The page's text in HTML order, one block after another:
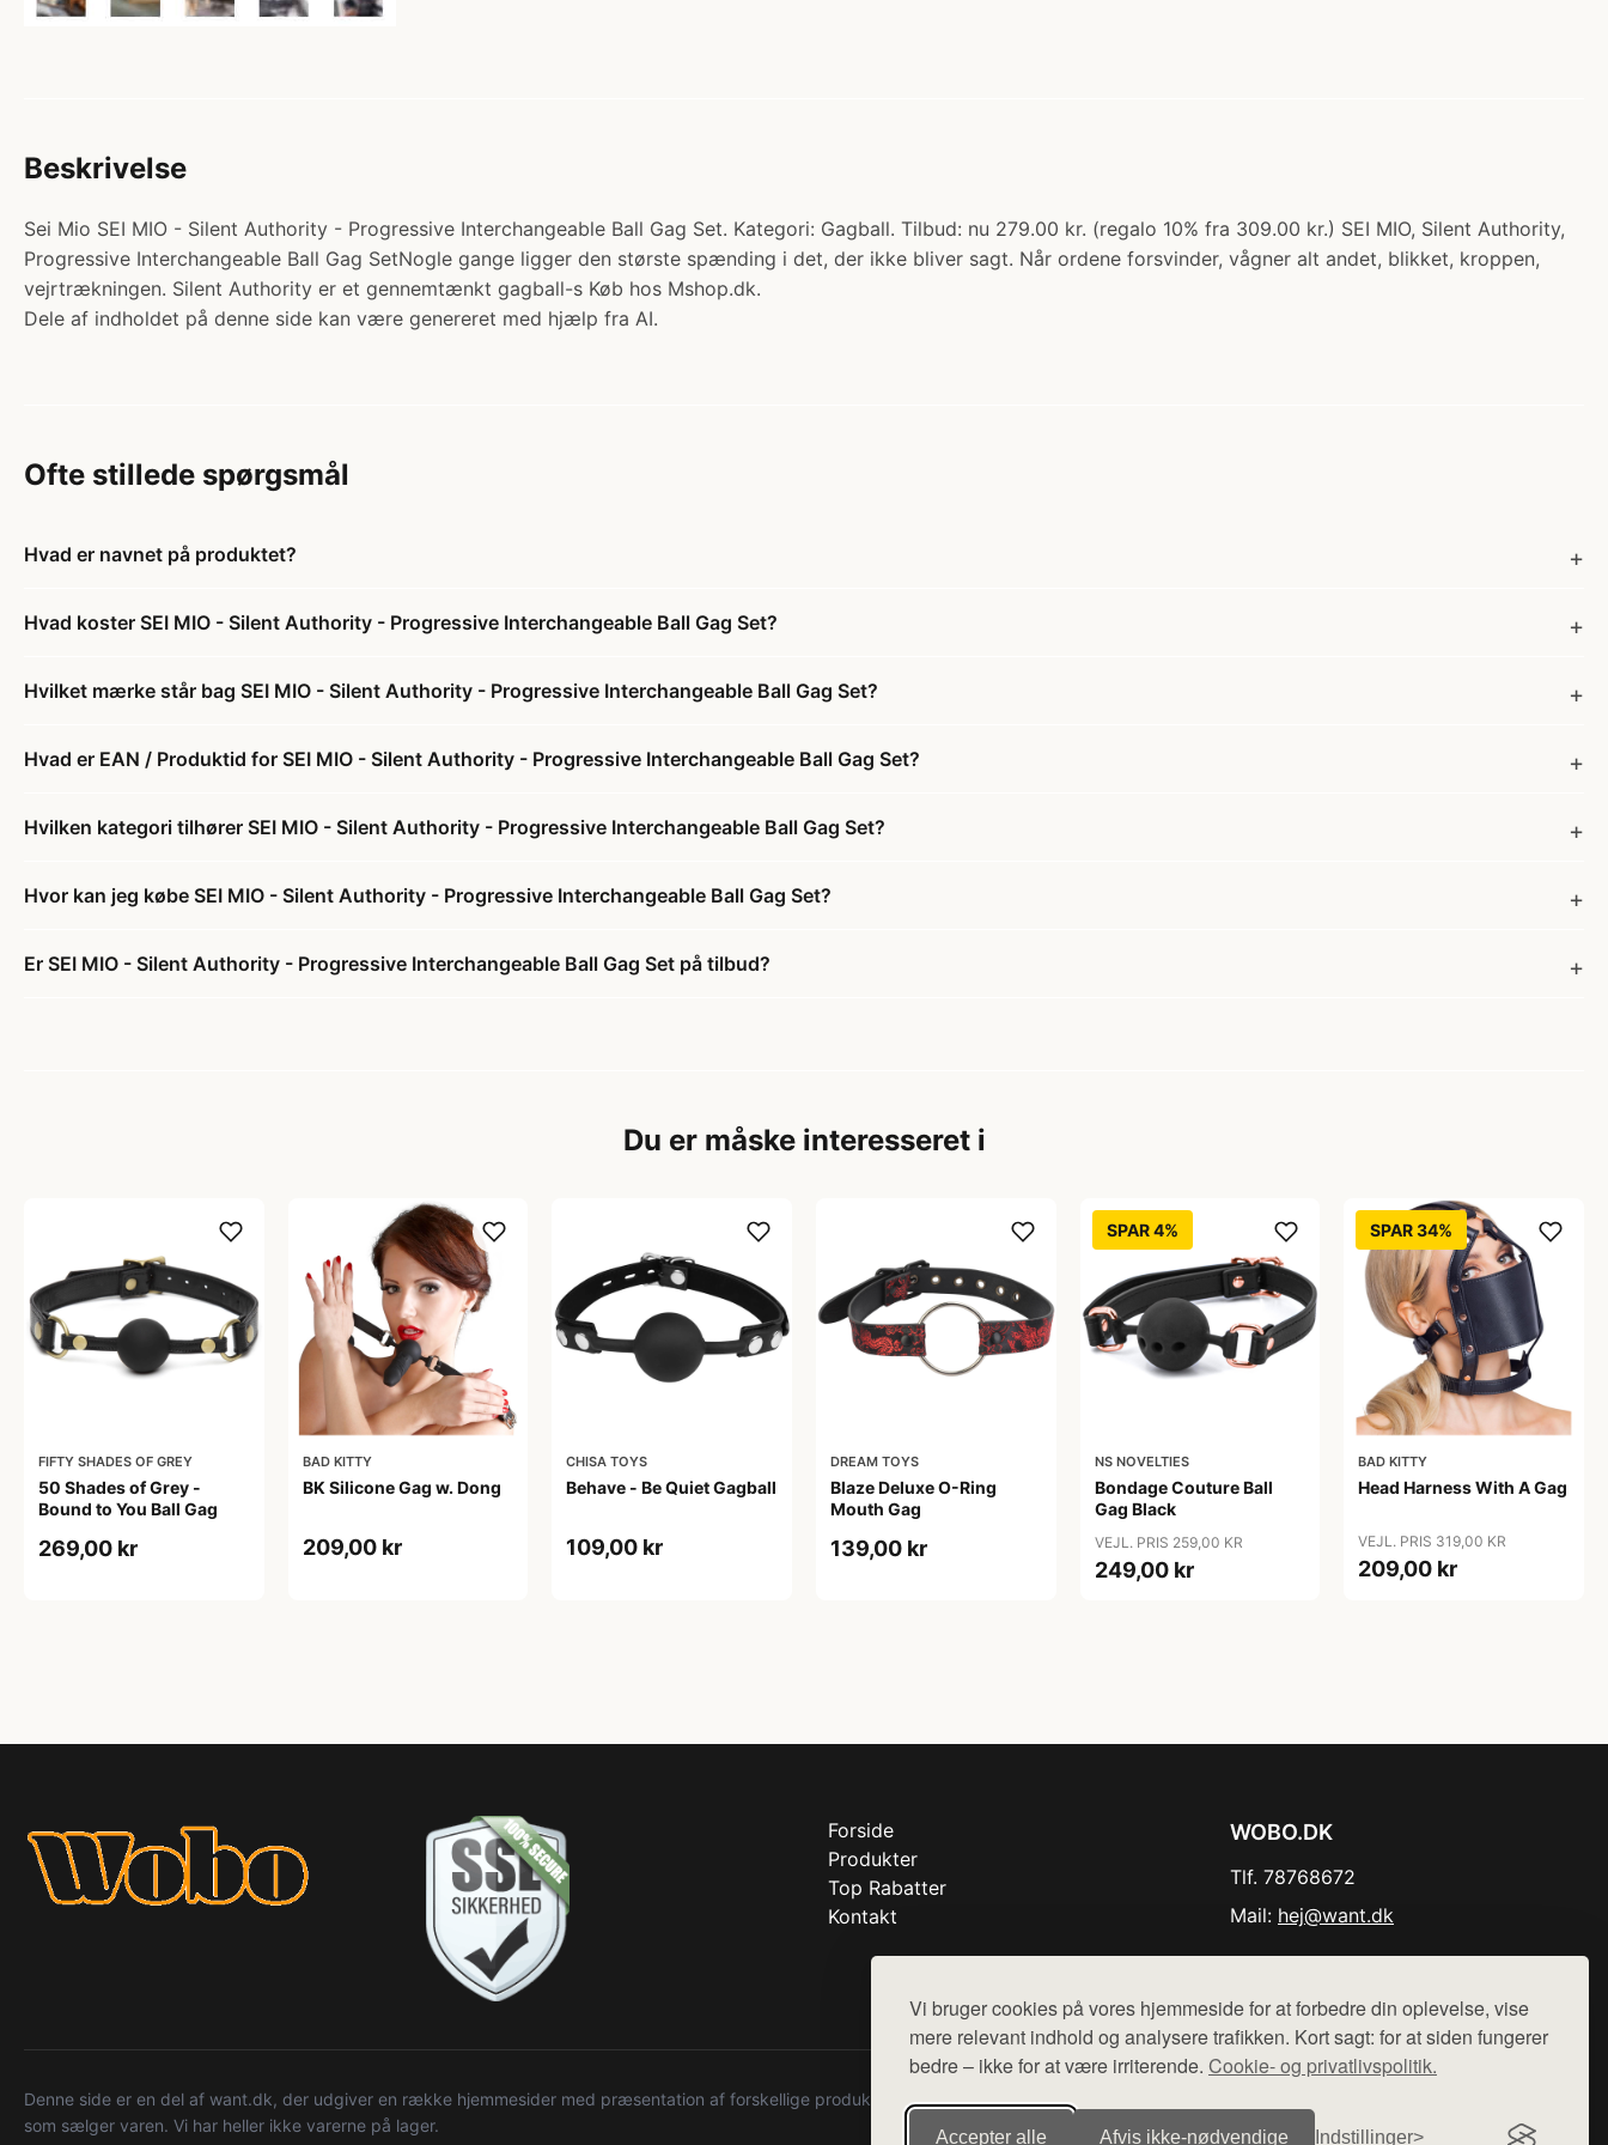
Vi bruger cookies på vores hjemmeside for at forbedre din oplevelse, vise
mere relevant indhold og analysere trafikken. Kort sagt: for at siden fungerer
bedre – ikke for at være irriterende. Cookie- og privatlivspolitik.
Accepter alle Afvis ikke‑nødvendige Indstillinger
Beskrivelse
Sei Mio SEI MIO - Silent Authority - Progressive Interchangeable Ball Gag Set. Kategori: Gagball. Tilbud: nu 279.00 kr. (regalo 10% fra 309.00 kr.) SEI MIO, Silent Authority,
Progressive Interchangeable Ball Gag SetNogle gange ligger den største spænding i det, der ikke bliver sagt. Når ordene forsvinder, vågner alt andet, blikket, kroppen,
vejrtrækningen. Silent Authority er et gennemtænkt gagball-s Køb hos Mshop.dk.
Dele af indholdet på denne side kan være genereret med hjælp fra AI.
Ofte stillede spørgsmål
Hvad er navnet på produktet?
Hvad koster SEI MIO - Silent Authority - Progressive Interchangeable Ball Gag Set?
Hvilket mærke står bag SEI MIO - Silent Authority - Progressive Interchangeable Ball Gag Set?
Hvad er EAN / Produktid for SEI MIO - Silent Authority - Progressive Interchangeable Ball Gag Set?
Hvilken kategori tilhører SEI MIO - Silent Authority - Progressive Interchangeable Ball Gag Set?
Hvor kan jeg købe SEI MIO - Silent Authority - Progressive Interchangeable Ball Gag Set?
Er SEI MIO - Silent Authority - Progressive Interchangeable Ball Gag Set på tilbud?
Du er måske interesseret i
FIFTY SHADES OF GREY
50 Shades of Grey -
Bound to You Ball Gag
269,00 kr
BAD KITTY
BK Silicone Gag w. Dong
209,00 kr
CHISA TOYS
Behave - Be Quiet Gagball
109,00 kr
DREAM TOYS
Blaze Deluxe O-Ring
Mouth Gag
139,00 kr
SPAR 4%
NS NOVELTIES
Bondage Couture Ball
Gag Black
VEJL. PRIS 259,00 KR
249,00 kr
SPAR 34%
BAD KITTY
Head Harness With A Gag
VEJL. PRIS 319,00 KR
209,00 kr
Forside
Produkter
Top Rabatter
Kontakt
WOBO.DK
Tlf. 78768672
Mail: hej@want.dk
Denne side er en del af want.dk, der udgiver en række hjemmesider med præsentation af forskellige produkter fra diverse webshops. Der sælges ikke varer fra denne side - vi henviser til de shops,
som sælger varen. Vi har heller ikke varerne på lager.